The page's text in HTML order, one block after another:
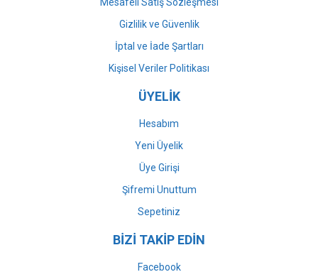
Gizlilik ve Güvenlik
İptal ve İade Şartları
Kişisel Veriler Politikası
ÜYELİK
Hesabım
Yeni Üyelik
Üye Girişi
Şifremi Unuttum
Sepetiniz
BİZİ TAKİP EDİN
Facebook